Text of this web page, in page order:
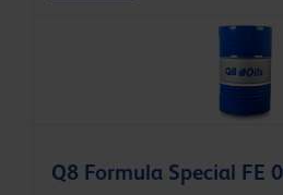
Q8 Formula Special FE